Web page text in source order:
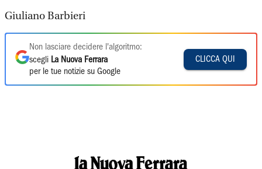
Giuliano Barbieri
Non lasciare decidere l'algoritmo:
scegli La Nuova Ferrara
per le tue notizie su Google
CLICCA QUI